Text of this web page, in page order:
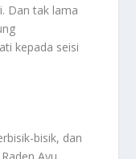
Dan tak lama
kepada seisi
bisik, dan